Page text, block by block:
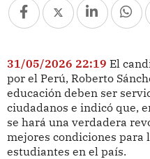
31/05/2026 22:19 El
por el Perú, Roberto
educación deben ser
ciudadanos e indicó que,
se hará una verdadera
mejores condiciones para
estudiantes en el país.